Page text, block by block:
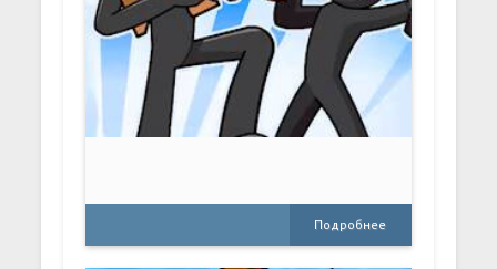
Подробнее